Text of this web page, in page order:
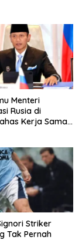
Menteri
Rusia di
Kerja Sama
Striker
Tak Pernah